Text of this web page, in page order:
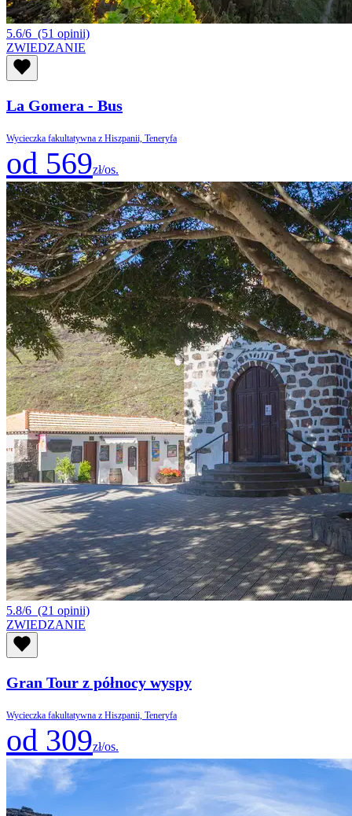
5.6/6 (51 opinii)
ZWIEDZANIE
La Gomera - Bus
Wycieczka fakultatywna z Hiszpanii, Teneryfa
od 569zł/os.
5.8/6 (21 opinii)
ZWIEDZANIE
Gran Tour z północy wyspy
Wycieczka fakultatywna z Hiszpanii, Teneryfa
od 309zł/os.